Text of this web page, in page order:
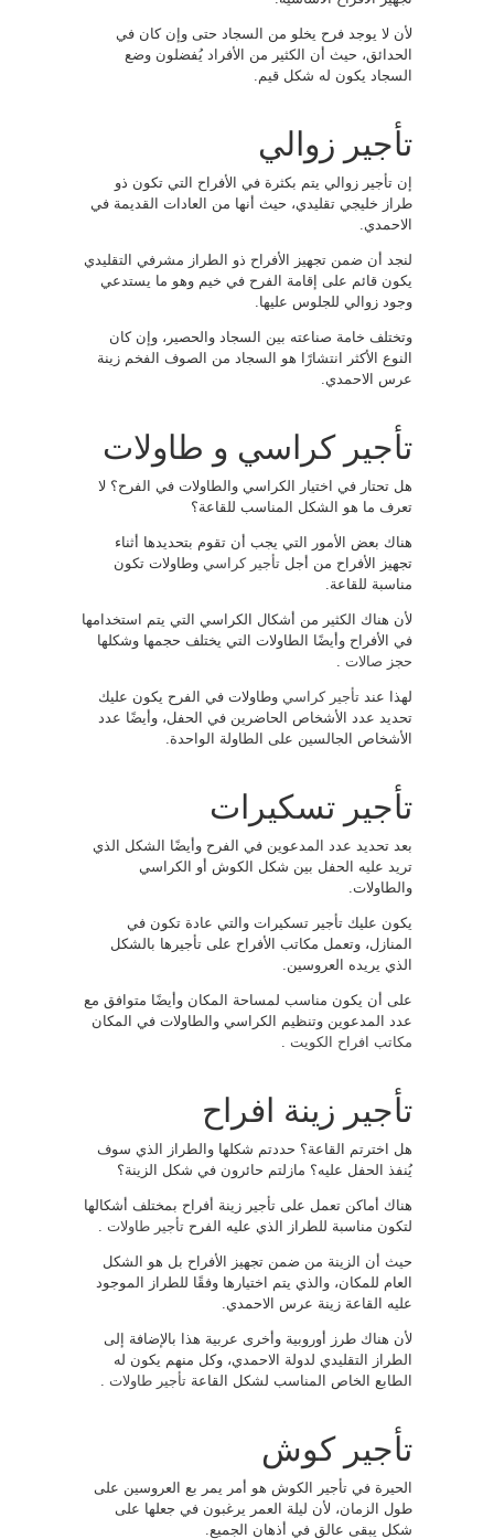
لأن لا يوجد فرح يخلو من السجاد حتى وإن كان في
الحدائق، حيث أن الكثير من الأفراد يُفضلون وضع
السجاد يكون له شكل قيم.
تأجير زوالي
إن تأجير زوالي يتم بكثرة في الأفراح التي تكون ذو
طراز خليجي تقليدي، حيث أنها من العادات القديمة في
الاحمدي.
لنجد أن ضمن تجهيز الأفراح ذو الطراز مشرفي التقليدي
يكون قائم على إقامة الفرح في خيم وهو ما يستدعي
وجود زوالي للجلوس عليها.
وتختلف خامة صناعته بين السجاد والحصير، وإن كان
النوع الأكثر انتشارًا هو السجاد من الصوف الفخم زينة
عرس الاحمدي.
تأجير كراسي و طاولات
هل تحتار في اختيار الكراسي والطاولات في الفرح؟ لا
تعرف ما هو الشكل المناسب للقاعة؟
هناك بعض الأمور التي يجب أن تقوم بتحديدها أثناء
تجهيز الأفراح من أجل تأجير كراسي وطاولات تكون
مناسبة للقاعة.
لأن هناك الكثير من أشكال الكراسي التي يتم استخدامها
في الأفراح وأيضًا الطاولات التي يختلف حجمها وشكلها
حجز صالات
لهذا عند تأجير كراسي وطاولات في الفرح يكون عليك
تحديد عدد الأشخاص الحاضرين في الحفل، وأيضًا عدد
الأشخاص الجالسين على الطاولة الواحدة.
تأجير تسكيرات
بعد تحديد عدد المدعوين في الفرح وأيضًا الشكل الذي
تريد عليه الحفل بين شكل الكوش أو الكراسي
والطاولات.
يكون عليك تأجير تسكيرات والتي عادة تكون في
المنازل، وتعمل مكاتب الأفراح على تأجيرها بالشكل
الذي يريده العروسين.
على أن يكون مناسب لمساحة المكان وأيضًا متوافق مع
عدد المدعوين وتنظيم الكراسي والطاولات في المكان
مكاتب افراح الكويت
تأجير زينة افراح
هل اخترتم القاعة؟ حددتم شكلها والطراز الذي سوف
يُنفذ الحفل عليه؟ مازلتم حائرون في شكل الزينة؟
هناك أماكن تعمل على تأجير زينة أفراح بمختلف أشكالها
لتكون مناسبة للطراز الذي عليه الفرح تأجير طاولات
حيث أن الزينة من ضمن تجهيز الأفراح بل هو الشكل
العام للمكان، والذي يتم اختيارها وفقًا للطراز الموجود
عليه القاعة زينة عرس الاحمدي.
لأن هناك طرز أوروبية وأخرى عربية هذا بالإضافة إلى
الطراز التقليدي لدولة الاحمدي، وكل منهم يكون له
الطابع الخاص المناسب لشكل القاعة تأجير طاولات
تأجير كوش
الحيرة في تأجير الكوش هو أمر يمر بع العروسين على
طول الزمان، لأن ليلة العمر يرغبون في جعلها على
شكل يبقى عالق في أذهان الجميع.